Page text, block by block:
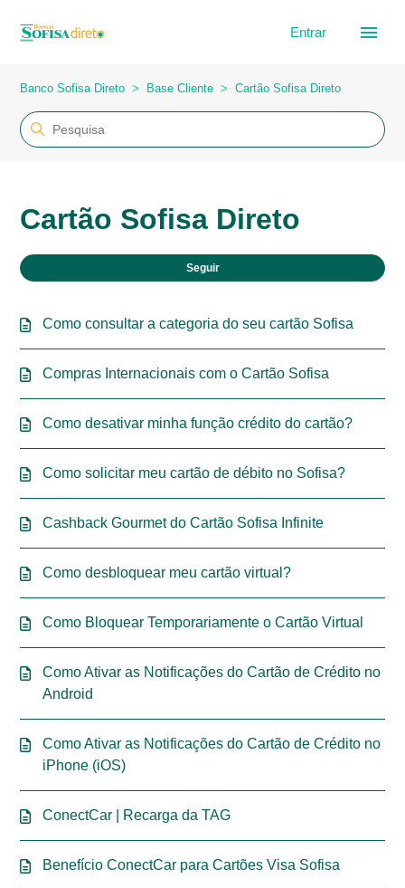
Entrar
Banco Sofisa Direto Base Cliente Cartão Sofisa Direto
Cartão Sofisa Direto
Seguir
Como consultar a categoria do seu cartão Sofisa
Compras Internacionais com o Cartão Sofisa
Como desativar minha função crédito do cartão?
Como solicitar meu cartão de débito no Sofisa?
Cashback Gourmet do Cartão Sofisa Infinite
Como desbloquear meu cartão virtual?
Como Bloquear Temporariamente o Cartão Virtual
Como Ativar as Notificações do Cartão de Crédito no
Android
Como Ativar as Notificações do Cartão de Crédito no
iPhone (iOS)
ConectCar | Recarga da TAG
Benefício ConectCar para Cartões Visa Sofisa